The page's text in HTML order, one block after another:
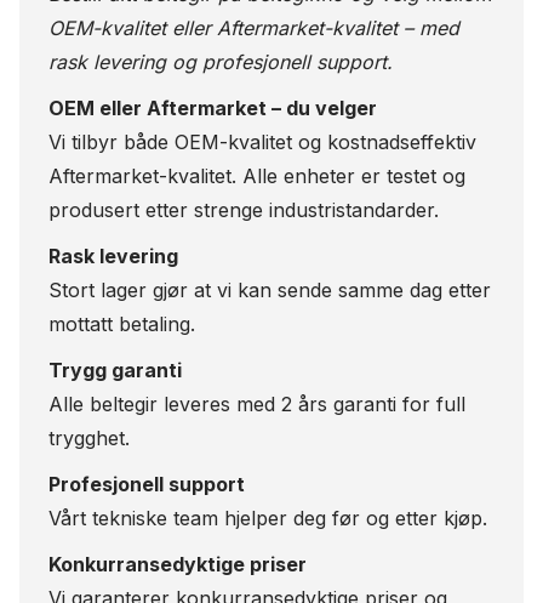
OEM-kvalitet eller Aftermarket-kvalitet – med
rask levering og profesjonell support.
OEM eller Aftermarket – du velger
Vi tilbyr både OEM-kvalitet og kostnadseffektiv
Aftermarket-kvalitet. Alle enheter er testet og
produsert etter strenge industristandarder.
Rask levering
Stort lager gjør at vi kan sende samme dag etter
mottatt betaling.
Trygg garanti
Alle beltegir leveres med 2 års garanti for full
trygghet.
Profesjonell support
Vårt tekniske team hjelper deg før og etter kjøp.
Konkurransedyktige priser